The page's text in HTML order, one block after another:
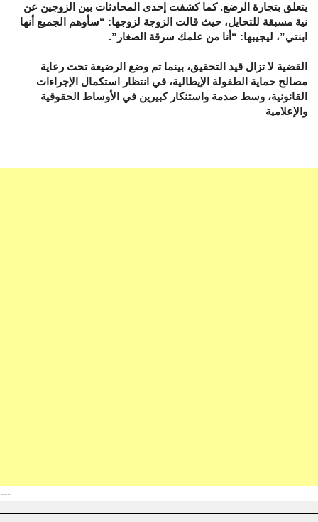
يتعلق بتجارة الرضع. كما كشفت إحدى المحادثات بين الزوجين عن
نية مسبقة للتحايل، حيث قالت الزوجة لزوجها: “سأوهم الجميع أنها
ابنتي”، ليجيبها: “أنا من علمك سرقة الصغار”.
القضية لا تزال قيد التحقيق، بينما تم وضع الرضيعة تحت رعاية
مصالح حماية الطفولة الإيطالية، في انتظار استكمال الإجراءات
القانونية، وسط صدمة واستنكار كبيرين في الأوساط الحقوقية
والإعلامية
---